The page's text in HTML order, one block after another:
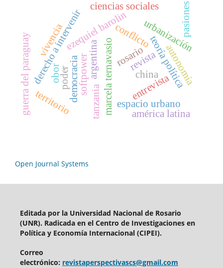
entrevista
marcela ternavasio
ezequiel barolin
teoría política
poder
conflicto
democracia
derecho a intervenir revista
ciencias sociales
argentina rosario autonomía
espacio urbano
urbanización
vivencia
territorio
china
obor softpower
américa latina
guerra del paraguay tanzania
pasiones
Open Journal Systems
Editada por la Universidad Nacional de Rosario
(UNR). Radicada en el Centro de Investigaciones en
Política y Economía Internacional (CIPEI).
Correo
electrónico: revistaperspectivascs@gmail.com